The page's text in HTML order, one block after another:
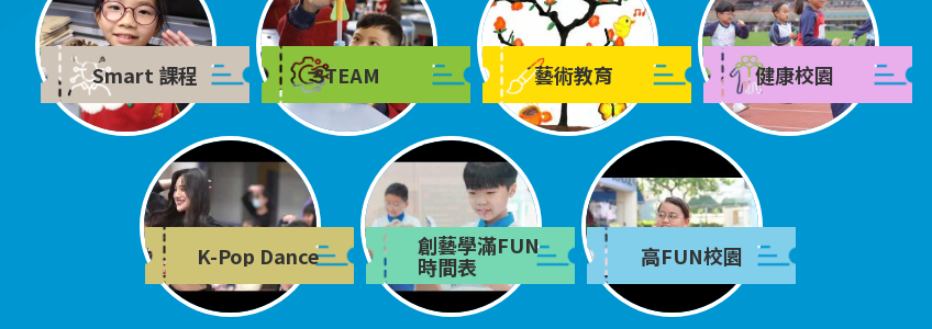
2026-05-27
幼兒K-POP 舞動全城課程第二期幼兒K-
POP 舞班
Smart 課程 STEAM 藝術教育 健康校園
K-Pop Dance 創藝學滿FUN
時間表 高FUN校園